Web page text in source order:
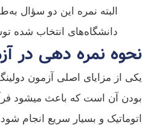
البته نمره این دو سؤال
دانشگاه‌های انتخاب شده
نمره دهی در
از مزایای اصلی آزمون
آن است که باعث میشود
و بسیار سریع انجام شود.